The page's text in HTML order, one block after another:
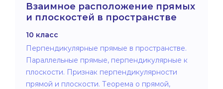
Взаимное расположение прямых
и плоскостей в пространстве
10 класс
Перпендикулярные прямые в пространстве.
Параллельные прямые, перпендикулярные к
плоскости. Признак перпендикулярности
прямой и плоскости. Теорема о прямой,